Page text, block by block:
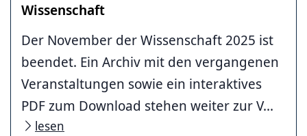
Wissenschaft
Der November der Wissenschaft 2025 ist
beendet. Ein Archiv mit den vergangenen
Veranstaltungen sowie ein interaktives
PDF zum Download stehen weiter zur V...
lesen